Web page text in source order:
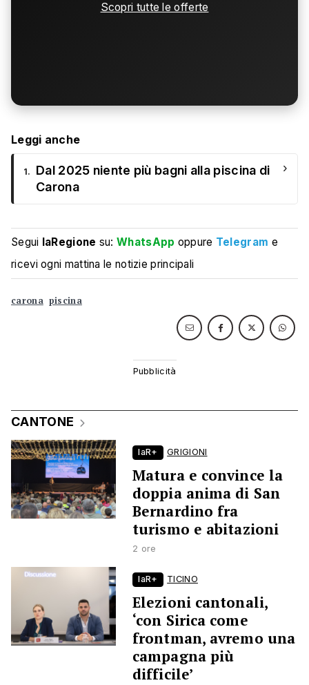
Scopri tutte le offerte
Leggi anche
1.
Dal 2025 niente più bagni alla piscina di
Carona
›
Segui laRegione su:WhatsApp oppure Telegram e
ricevi ogni mattina le notizie principali
carona piscina
CANTONE
laR+ GRIGIONI
Matura e convince la
doppia anima di San
Bernardino fra
turismo e abitazioni
2 ore
laR+ TICINO
Elezioni cantonali,
‘con Sirica come
frontman, avremo una
campagna più
difficile’